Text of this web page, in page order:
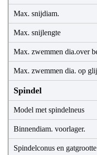
Max. snijdiam.
Max. snijlengte
Max. zwemmen dia.over
Max. zwemmen dia. op
Spindel
Model met spindelneus
Binnendiam. voorlager.
Spindelconus en gatgrootte